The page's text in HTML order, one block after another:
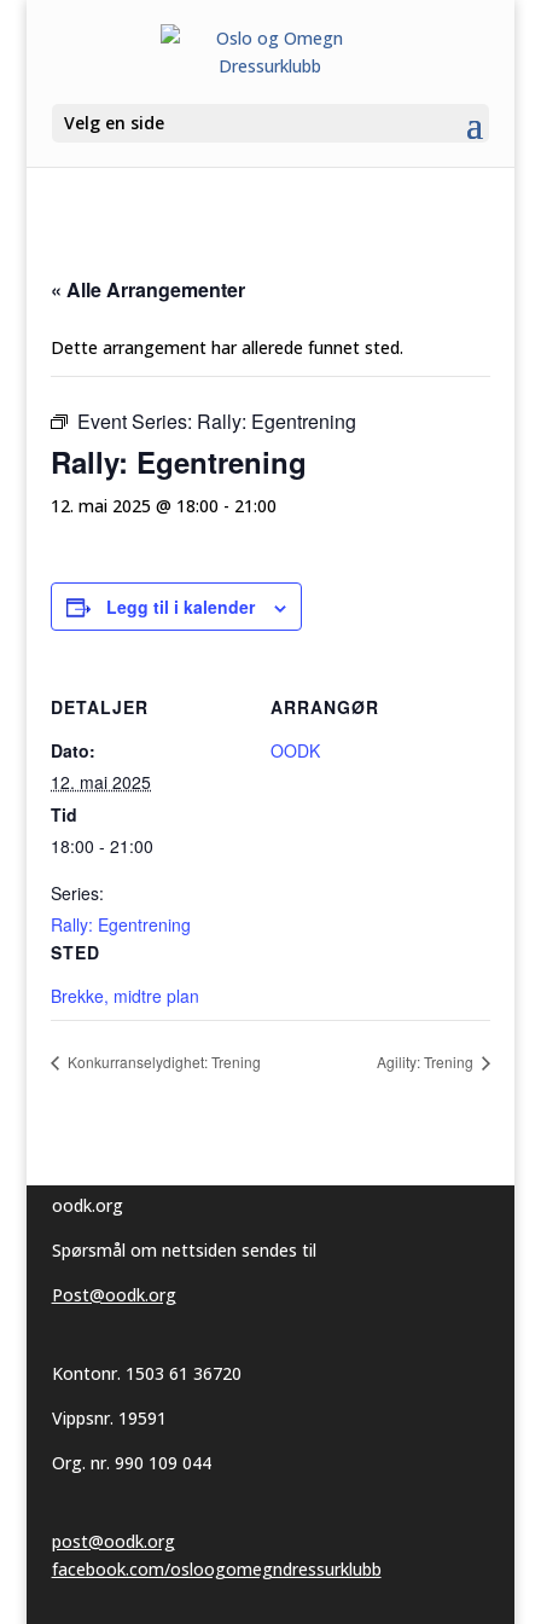
Velg en side
« Alle Arrangementer
Dette arrangement har allerede funnet sted.
Event Series: Rally: Egentrening
Rally: Egentrening
12. mai 2025 @ 18:00 - 21:00
Legg til i kalender
DETALJER
Dato:
12. mai 2025
Tid
18:00 - 21:00
Series:
Rally: Egentrening
STED
Brekke, midtre plan
ARRANGØR
OODK
Konkurranselydighet: Trening Agility: Trening
oodk.org
Spørsmål om nettsiden sendes til
Post@oodk.org
Kontonr. 1503 61 36720
Vippsnr. 19591
Org. nr. 990 109 044
post@oodk.org
facebook.com/osloogomegndressurklubb